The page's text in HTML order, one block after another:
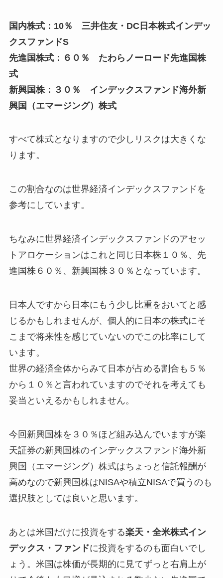
国内株式：10％ 三井住友・DC日本株式インデッ
クスファンドS
先進国株式：６０％ たわらノーロード先進国株
式
新興国株：３０％ インデックスファンド海外新
興国（エマージング）株式
すべて株式となりますので少しリスクは大きくな
ります。
この割合なのは世界経済インデックスファンドを
参考にしています。
ちなみに世界経済インデックスファンドのアセッ
トアロケーションはこれと同じ日本株１０％、先
進国株６０％、新興国株３０％となっています。
日本人ですから日本にもう少し比重をおいてと感
じるかもしれませんが、個人的に日本の株式にそ
こまで将来性を感じていないのでこの比率にして
います。
世界の経済全体からみて日本が占める割合も５％
から１０％と言われていますのでそれを考えても
妥当といえるかもしれません。
今回新興国株を３０％ほど組み込んでいますが楽
天証券の新興国株のインデックスファンド海外新
興国（エマージング）株式はちょっと信託報酬が
高めなので新興国株はNISAや積立NISAで買うのも
選択肢としては良いと思います。
あとは米国だけに投資をする楽天・全米株式イン
デックス・ファンドに投資をするのも面白いでし
ょう。米国は株価が長期的に見てずっと右肩上が